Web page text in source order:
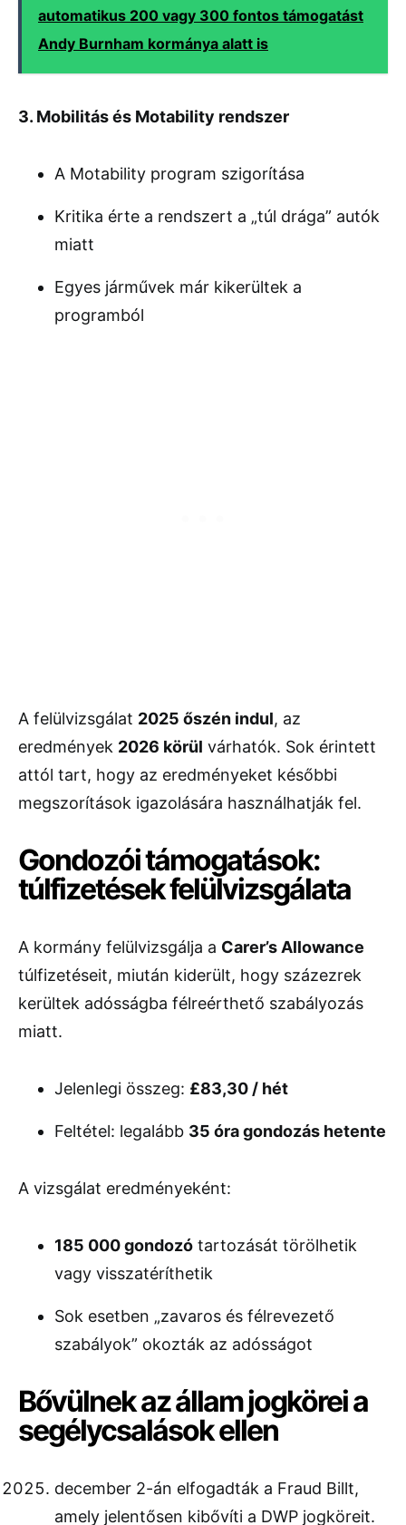
automatikus 200 vagy 300 fontos támogatást
Andy Burnham kormánya alatt is
3. Mobilitás és Motability rendszer
A Motability program szigorítása
Kritika érte a rendszert a „túl drága” autók
miatt
Egyes járművek már kikerültek a
programból
A felülvizsgálat 2025 őszén indul, az
eredmények 2026 körül várhatók. Sok érintett
attól tart, hogy az eredményeket későbbi
megszorítások igazolására használhatják fel.
Gondozói támogatások:
túlfizetések felülvizsgálata
A kormány felülvizsgálja a Carer’s Allowance
túlfizetéseit, miután kiderült, hogy százezrek
kerültek adósságba félreérthető szabályozás
miatt.
Jelenlegi összeg: £83,30 / hét
Feltétel: legalább 35 óra gondozás hetente
A vizsgálat eredményeként:
185 000 gondozó tartozását törölhetik
vagy visszatéríthetik
Sok esetben „zavaros és félrevezető
szabályok” okozták az adósságot
Bővülnek az állam jogkörei a
segélycsalások ellen
december 2-án elfogadták a Fraud Billt,
amely jelentősen kibővíti a DWP jogköreit.